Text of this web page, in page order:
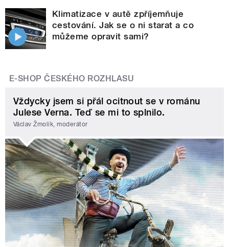
Klimatizace v autě zpříjemňuje
cestování. Jak se o ni starat a co
můžeme opravit sami?
E-SHOP ČESKÉHO ROZHLASU
Vždycky jsem si přál ocitnout se v románu
Julese Verna. Teď se mi to splnilo.
Václav Žmolík, moderátor